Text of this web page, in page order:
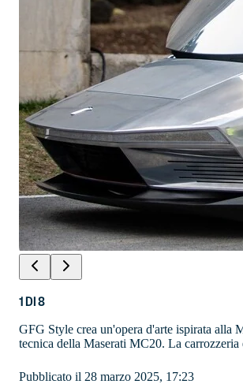
1DI8
GFG Style crea un'opera d'arte ispirata alla
tecnica della Maserati MC20. La
Pubblicato il 28 marzo 2025, 17:23